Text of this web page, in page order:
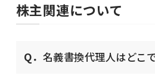
株主関連について
Q． 名義書換代理人はどこ